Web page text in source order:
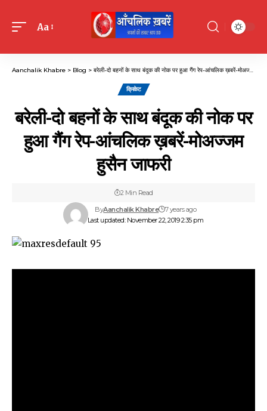
Font
Aa
Aanchalik Khabre > Blog > बरेली-दो बहनों के साथ बंदूक की नोक पर हुआ गैंग रेप-आंचलिक ख़बरें-मोअज्जम हुसैन जाफरी
क्रिकेट
बरेली-दो बहनों के साथ बंदूक की नोक पर
हुआ गैंग रेप-आंचलिक ख़बरें-मोअज्जम
हुसैन जाफरी
Last updated: November 22, 2019 2:35 pm
ByAanchalik Khabre 7 years ago
2 Min Read